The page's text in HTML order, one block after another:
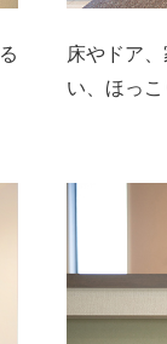
床やドア
い、ほっ